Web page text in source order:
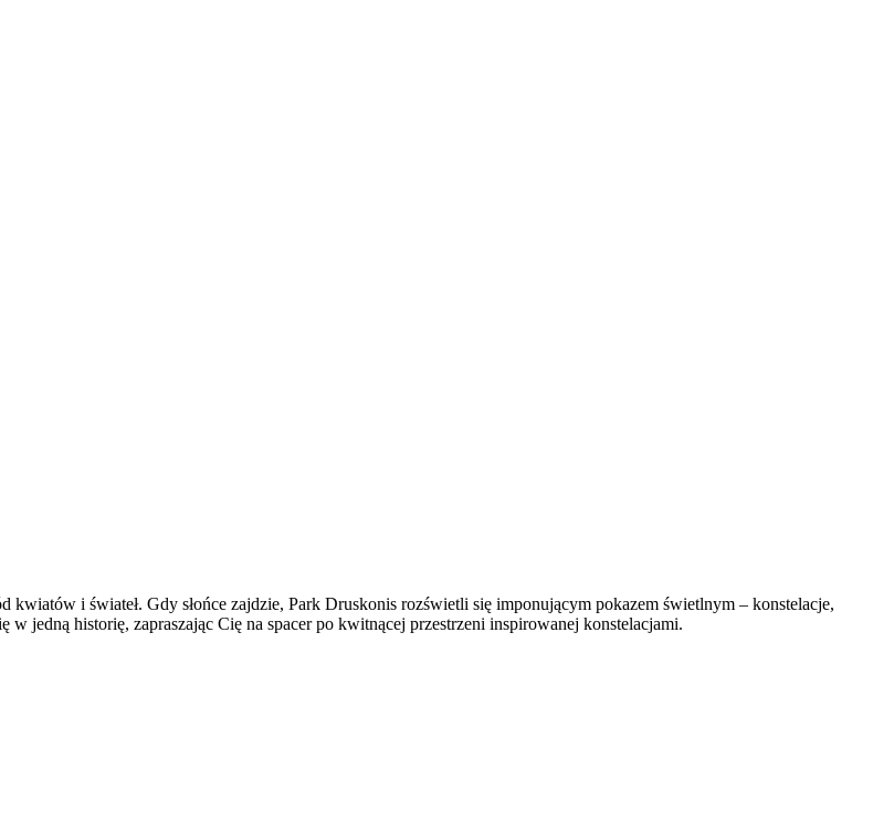
i świateł. Gdy słońce zajdzie, Park Druskonis rozświetli się imponującym pokazem świetlnym – konstelacje,
jedną historię, zapraszając Cię na spacer po kwitnącej przestrzeni inspirowanej konstelacjami.